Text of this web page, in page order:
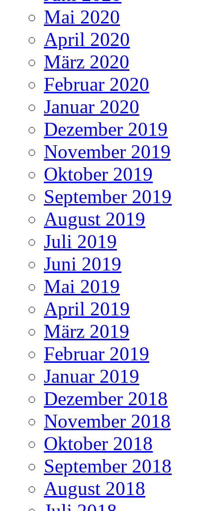
Mai 2020
April 2020
März 2020
Februar 2020
Januar 2020
Dezember 2019
November 2019
Oktober 2019
September 2019
August 2019
Juli 2019
Juni 2019
Mai 2019
April 2019
März 2019
Februar 2019
Januar 2019
Dezember 2018
November 2018
Oktober 2018
September 2018
August 2018